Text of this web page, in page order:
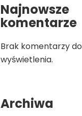
Najnowsze
komentarze
Brak komentarzy do
wyświetlenia.
Archiwa